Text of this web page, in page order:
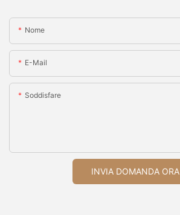
Nome
E-Mail
Soddisfare
INVIA DOMANDA ORA